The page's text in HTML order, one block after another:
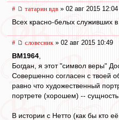
# татарин вдв » 02 авг 2015 12:04
Всех красно-белых служивших
# словесник» 02 авг 2015 10:49
BM1964
Богдан, я этот "символ веры"
Совершенно согласен с твоей
равно что художественный
портрете (хорошем) --
В истории с Нетто (как бы кто